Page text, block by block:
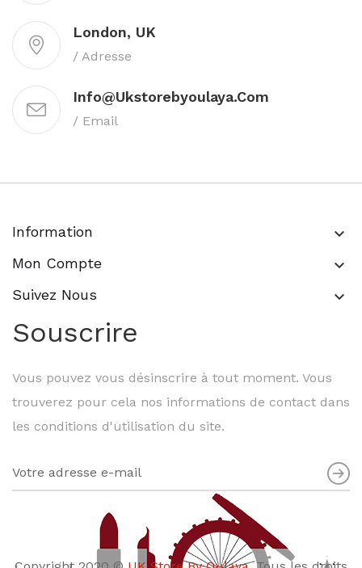
London, UK
/ Adresse
Info@ukstorebyoulaya.com
/ Email
Information keyboard_arrow_down
Mon Compte keyboard_arrow_down
Suivez Nous keyboard_arrow_down
Souscrire
Vous pouvez vous désinscrire à tout moment. Vous
trouverez pour cela nos informations de contact dans
les conditions d'utilisation du site.